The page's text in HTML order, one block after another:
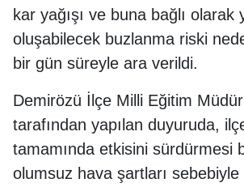
kar yağışı ve buna bağlı olarak
oluşabilecek buzlanma riski
bir gün süreyle ara verildi.
Demirözü İlçe Milli Eğitim
tarafından yapılan duyuruda,
tamamında etkisini sürdürmesi
olumsuz hava şartları sebebiyle